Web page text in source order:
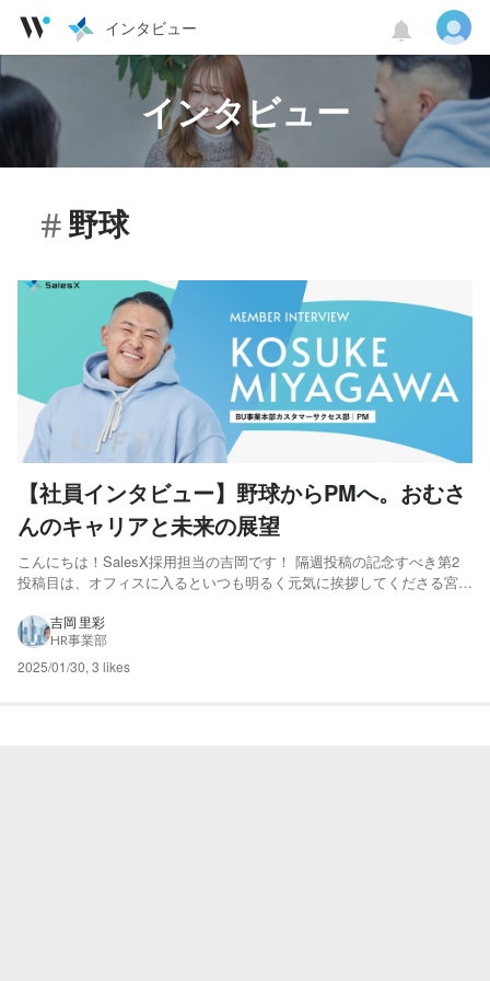
インタビュー
インタビュー
野球
【社員インタビュー】野球からPMへ。おむさ
んのキャリアと未来の展望
こんにちは！SalesX採用担当の吉岡です！ 隔週投稿の記念すべき第2
投稿目は、オフィスに入るといつも明るく元気に挨拶してくださる宮川
宮川さんの過去の出来事から将来の目標まで深堀りしていくと共に、
吉岡 里彩
HR事業部
2025/01/30, 3 likes